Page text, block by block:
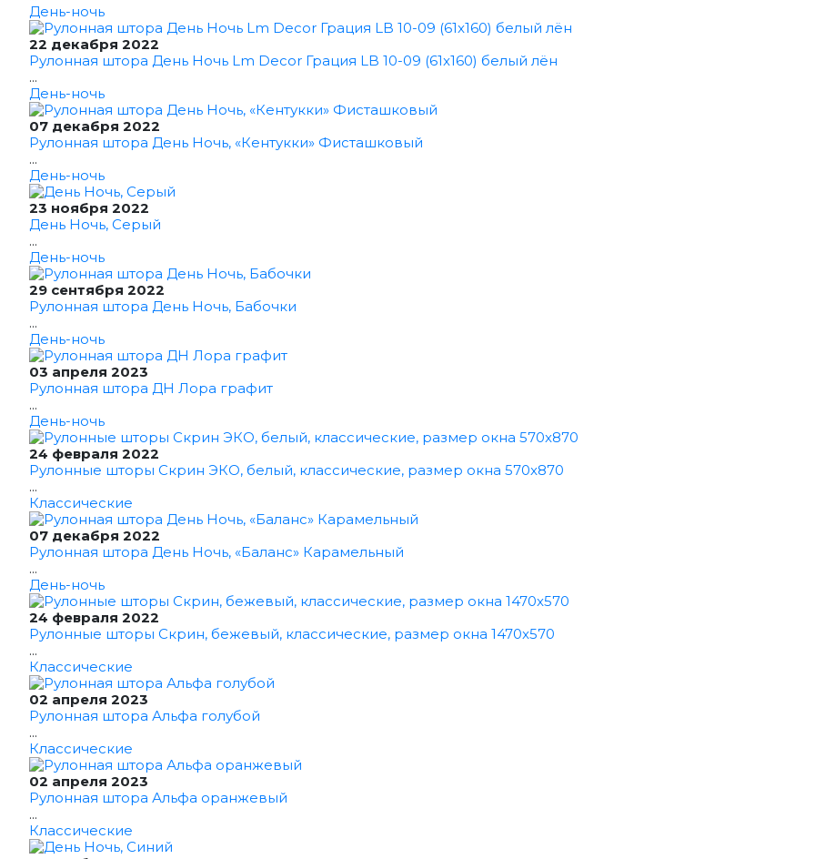
День-ночь
22 декабря 2022
Рулонная штора День Ночь Lm Decor Грация LB 10-09 (61x160) белый лён
...
День-ночь
07 декабря 2022
Рулонная штора День Ночь, «Кентукки» Фисташковый
...
День-ночь
23 ноября 2022
День Ночь, Серый
...
День-ночь
29 сентября 2022
Рулонная штора День Ночь, Бабочки
...
День-ночь
03 апреля 2023
Рулонная штора ДН Лора графит
...
День-ночь
24 февраля 2022
Рулонные шторы Скрин ЭКО, белый, классические, размер окна 570x870
...
Классические
07 декабря 2022
Рулонная штора День Ночь, «Баланс» Карамельный
...
День-ночь
24 февраля 2022
Рулонные шторы Скрин, бежевый, классические, размер окна 1470x570
...
Классические
02 апреля 2023
Рулонная штора Альфа голубой
...
Классические
02 апреля 2023
Рулонная штора Альфа оранжевый
...
Классические